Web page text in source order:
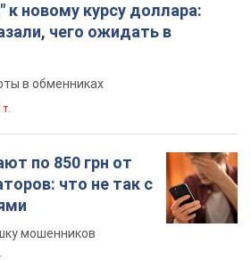
к новому курсу доллара:
чего ожидать в
в обменниках
по 850 грн от
что не так с
мошенников